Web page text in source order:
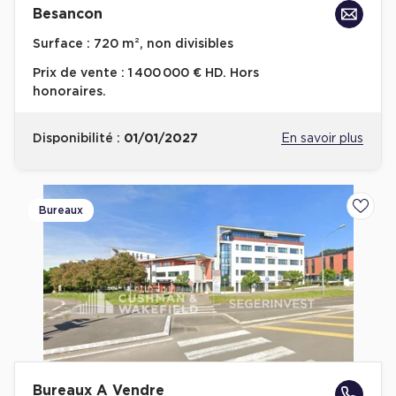
Achat de Bureaux à Rennes
Collections de Bureaux
Hôtels particuliers
Bureaux certifiés - Environnement
Location bureaux Bellecour - Cordeliers (Lyon)
Haussmanniens
Location d'Entrepôts / Activités
Location d'Entrepôts / Activités à Aix-en-Provence
Location d'Entrepôts / Activités à Saint-Priest
Besancon
Surface : 720 m², non divisibles
Prix de vente : 1 400 000 € HD. Hors
honoraires.
Disponibilité : 01/01/2027 En savoir plus
Bureaux
Bureaux A Vendre